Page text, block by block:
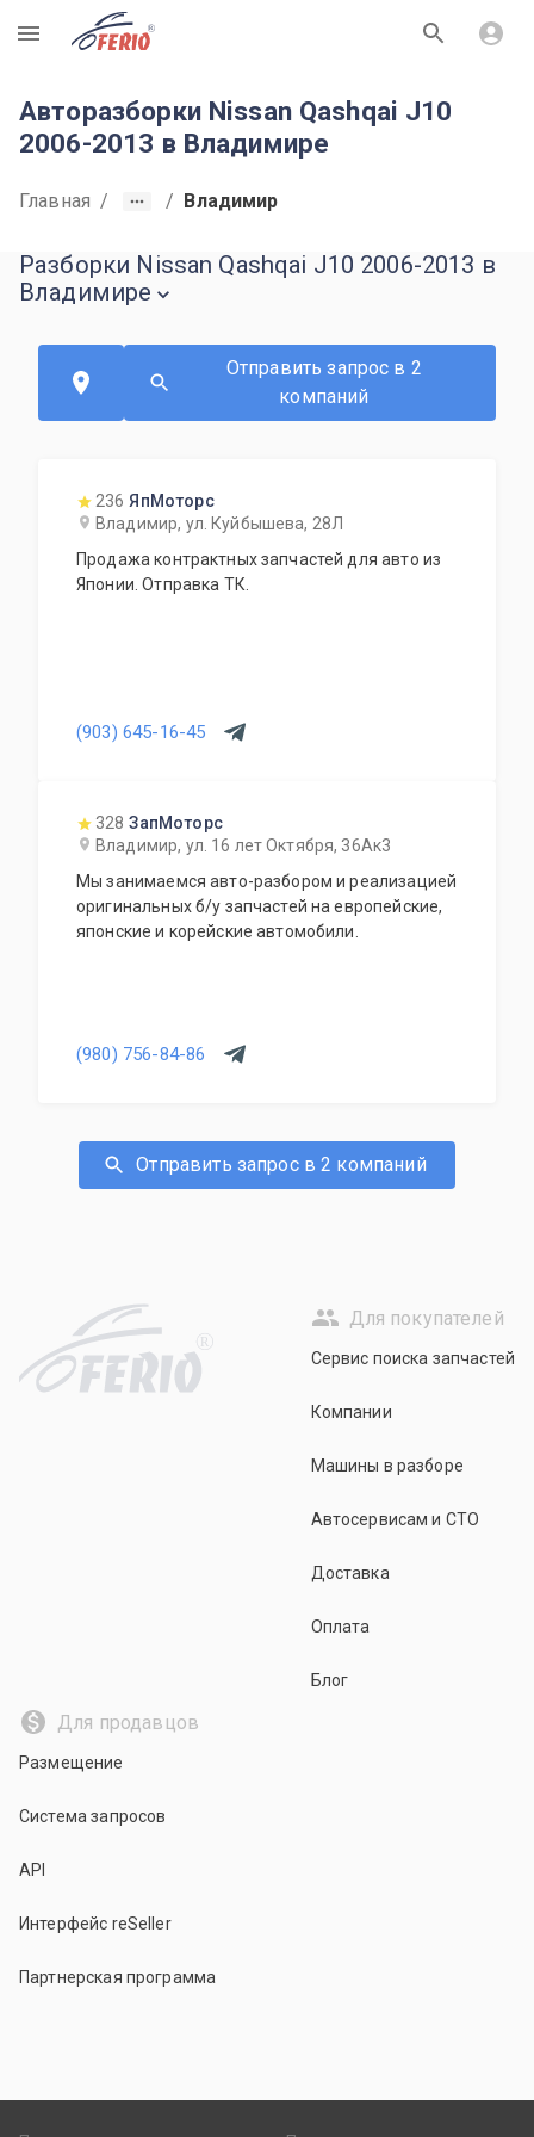
R
Авторазборки Nissan Qashqai J10
2006-2013 в Владимире
Главная / / Владимир
Разборки Nissan Qashqai J10 2006-2013 в
Владимире
Отправить запрос в 2
компаний
236 ЯпМоторс
Владимир, ул. Куйбышева, 28Л
Продажа контрактных запчастей для авто из
Японии. Отправка ТК.
(903) 645-16-45
328 ЗапМоторс
Владимир, ул. 16 лет Октября, 36Ак3
Мы занимаемся авто-разбором и реализацией
оригинальных б/у запчастей на европейские,
японские и корейские автомобили.
(980) 756-84-86
Отправить запрос в 2 компаний
R
Для покупателей
Сервис поиска запчастей
Компании
Машины в разборе
Автосервисам и СТО
Доставка
Оплата
Блог
Для продавцов
Размещение
Система запросов
API
Интерфейс reSeller
Партнерская программа